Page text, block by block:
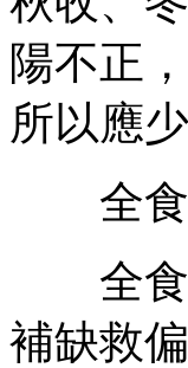
陽不正
所以應少
全食
全食
補缺救